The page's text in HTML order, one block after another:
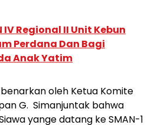
IV Regional II Unit Kebun
Perdana Dan Bagi
Anak Yatim
oleh Ketua Komite
G. Simanjuntak bahwa
yange datang ke SMAN-1